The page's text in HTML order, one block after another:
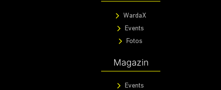
WardaX
Events
Fotos
Magazin
Events